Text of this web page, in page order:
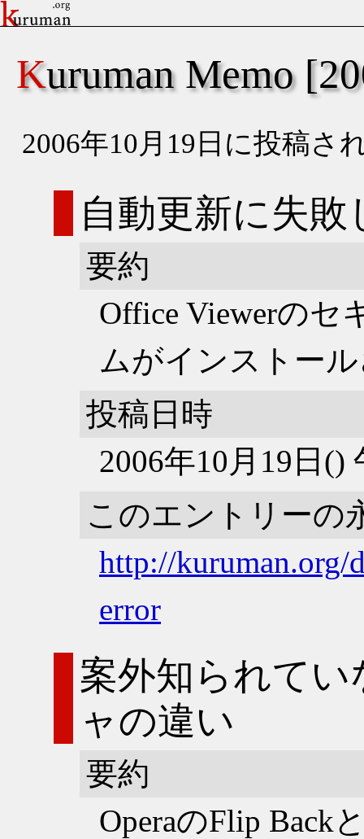
Kuruman Memo
2006年10月19日に投稿さ
自動更新に失敗
要約
Office Viewerのセ
ムがインストー
投稿日時
2006年10月19日()
このエントリーの
http://kuruman.org/
error
案外知られて
ャの違い
要約
OperaのFlip Back